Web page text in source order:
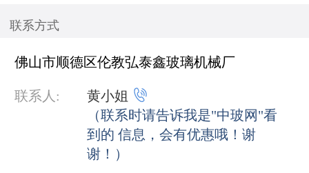
联系方式
佛山市顺德区伦教弘泰鑫玻璃机械厂
联系人: 黄小姐 
（联系时请告诉我是"中玻网"看
到的 信息，会有优惠哦！谢
谢！）